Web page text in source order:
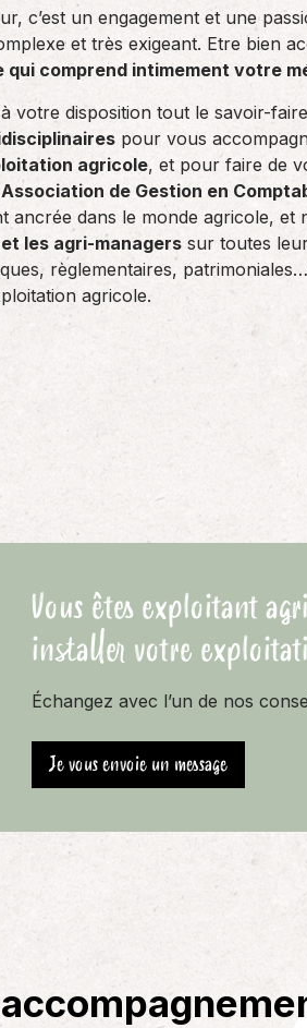
les
c’est un engagement et une
et très exigeant. Etre bien
qui comprend intimement votre
votre disposition tout le savoir-
pour vous
agricole, et pour faire de
Association de Gestion en
ancrée dans le monde agricole, et
les agri-managers sur toutes
règlementaires,
agricole.
Vous êtes exploitant
installer votre
Échangez avec l’un de nos
Je vous envoie un message